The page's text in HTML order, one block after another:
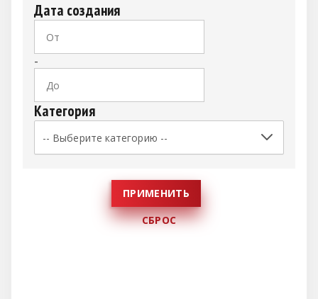
Дата создания
-
Категория